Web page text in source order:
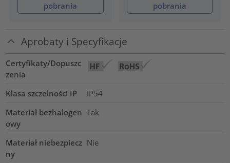
pobrania
pobrania
Aprobaty i Specyfikacje
Certyfikaty/Dopuszc
zenia
Klasa szczelności IP
IP54
Materiał bezhalogen
owy
Tak
Materiał niebezpiecz
ny
Nie